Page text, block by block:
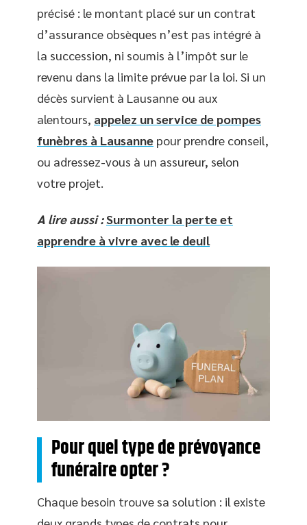
précisé : le montant placé sur un contrat
d’assurance obsèques n’est pas intégré à
la succession, ni soumis à l’impôt sur le
revenu dans la limite prévue par la loi. Si un
décès survient à Lausanne ou aux
alentours, appelez un service de pompes
funèbres à Lausanne pour prendre conseil,
ou adressez-vous à un assureur, selon
votre projet.
A lire aussi :Surmonter la perte et
apprendre à vivre avec le deuil
Pour quel type de prévoyance
funéraire opter ?
Chaque besoin trouve sa solution : il existe